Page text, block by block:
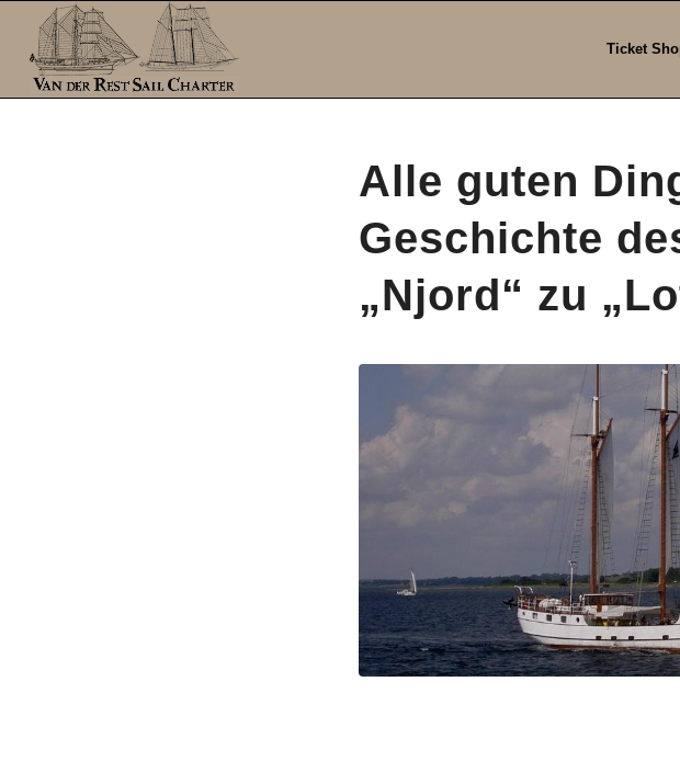
Ticket
Alle guten
Geschichte
„Njord“ zu